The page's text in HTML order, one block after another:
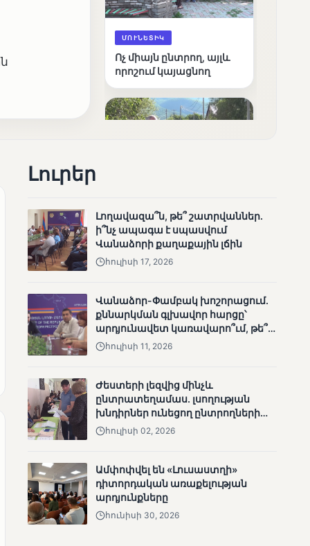
ՄՈՒՆԵՏԻԿ
Ոչ միայն ընտրող, այլև
որոշում կայացնող
Շարունակվում են
Փամբակ գետում
անհետացած
անչափահասների
Մատչելի
ընտրություններ՝ դեռևս
չլուծված խնդիրներով.
«Լուսաստղի»
առաքելության
արդյունքները
Լուրեր
Լողավազա՞ն, թե՞ շատրվաններ.
ի՞նչ ապագա է սպասվում
Վանաձորի քաղաքային լճին
հուլիսի 17, 2026
Վանաձոր-Փամբակ խոշորացում.
քննարկման գլխավոր հարցը՝
արդյունավետ կառավարո՞ւմ, թե՞
քաղաքական նպատակ
հուլիսի 11, 2026
Ժեստերի լեզվից մինչև
ընտրատեղամաս. լսողության
խնդիրներ ունեցող ընտրողների
ճանապարհը
հուլիսի 02, 2026
Ամփոփվել են «Լուսաստղի»
դիտորդական առաքելության
արդյունքները
հունիսի 30, 2026